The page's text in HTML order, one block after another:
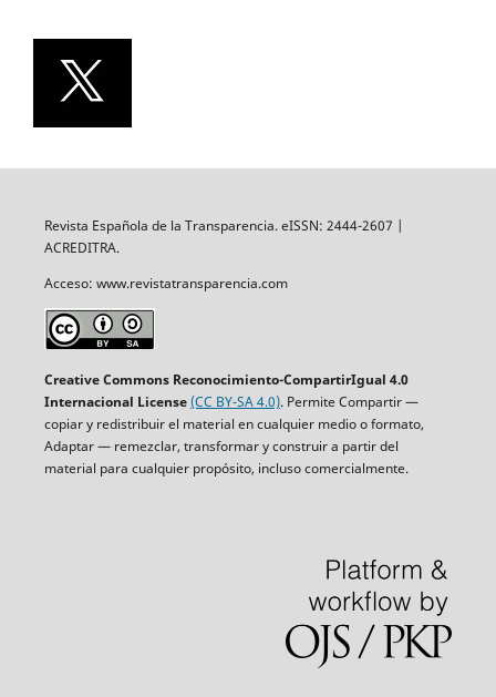
Revista Española de la Transparencia. eISSN: 2444-2607 |
ACREDITRA.
Acceso: www.revistatransparencia.com
Creative Commons Reconocimiento-CompartirIgual 4.0
Internacional License(CC BY-SA 4.0). Permite Compartir —
copiar y redistribuir el material en cualquier medio o formato,
Adaptar — remezclar, transformar y construir a partir del
material para cualquier propósito, incluso comercialmente.